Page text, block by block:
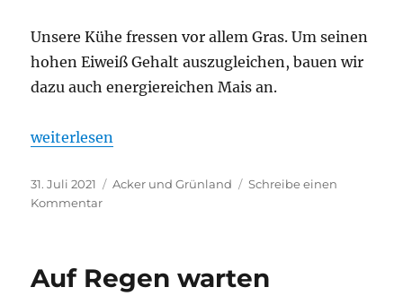
Unsere Kühe fressen vor allem Gras. Um seinen
hohen Eiweiß Gehalt auszugleichen, bauen wir
dazu auch energiereichen Mais an.
„Dream Team“
weiterlesen
Veröffentlicht
am
31. Juli 2021 Kategorien
Acker und Grünland
Schreibe einen
Kommentarzu
Auf Regen warten